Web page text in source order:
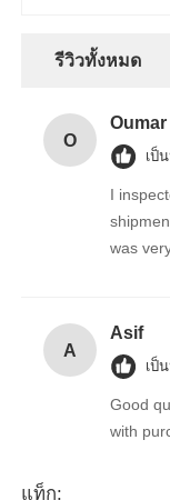
รีวิวทั้งหมด
O
Oumar
เป็
I
was
A
Asif
เป็
Good
with
แท็ก: